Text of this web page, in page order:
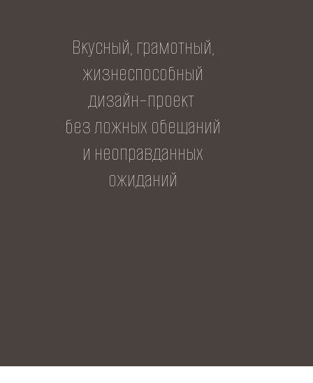
Вкусный, грамотный,
жизнеспособный
дизайн–проект
без ложных обещаний
и неоправданных
ожиданий